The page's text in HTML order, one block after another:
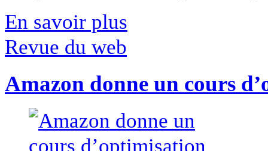
En savoir plus
Revue du web
Amazon donne un cours